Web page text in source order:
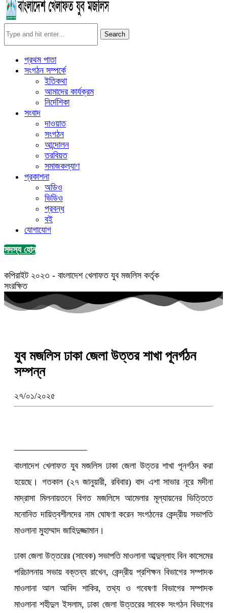
Search
প্রথম পাতা
সংগঠন সম্পর্কে
ইতিকথা
আমাদের কার্যক্রম
নির্দেশিকা
সংবাদ
দাওয়াত
সংগঠন
আন্দোলন
তরবিয়ত
সমাজকল্যাণ
প্রকাশনা
অডিও
ভিডিও
প্রবন্ধ
বই
যোগাযোগ
সদস্য হোন
কপিরাইট ২০২৩ - বাংলাদেশ খেলাফত যুব মজলিস কর্তৃক
সংরক্ষিত
যুব মজলিস ঢাকা জেলা উত্তর শাখা পূনর্গঠন
সম্পন্ন
২৭/০১/২০২৫
————————
বাংলাদেশ খেলাফত যুব মজলিস ঢাকা জেলা উত্তর শাখা পূনর্গঠন করা
হয়েছে। গতকাল (২৭ জানুয়ারী, রবিবার) বাদ এশা সাভার নূরে মদীনা
মাদ্রাসা মিলনায়তনে বিগত মজলিসে আমেলার মূল্যায়নের ভিত্তিতে
মনোনিত দায়িত্বশীলদের নাম ঘোষণা করেন সংগঠনের কেন্দ্রীয় সভাপতি
মাওলানা মুহাম্মাদ জাহিদুজ্জামান।
ঢাকা জেলা উত্তরের (সাবেক) সভাপতি মাওলানা আব্দুল্লাহ বিন কাসেমের
পরিচালনায় সভায় বক্তব্য রাখেন, কেন্দ্রীয় প্রশিক্ষন বিভাগের সম্পাদক
মাওলানা আল আবিদ শাকির, তথ্য ও গবেষণা বিভাগের সম্পাদক
মাওলানা শহীদুল ইসলাম, ঢাকা জেলা উত্তরের সাবেক সংগঠন বিভাগের